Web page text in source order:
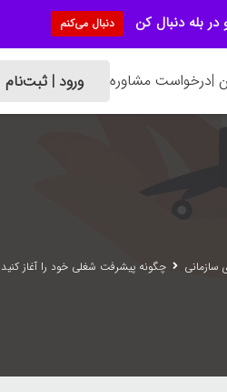
|درخواست مشاوره ورود | ثبت‌نام
سازمانی چگونه پیشرفت شغلی خود را آغاز کنید
در بله دنبال کن دنبال می‌کنم